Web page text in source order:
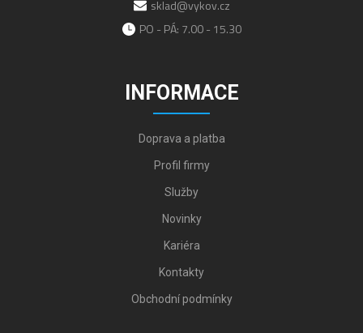
sklad@vykov.cz
PO - PÁ: 7.00 - 15.30
INFORMACE
Doprava a platba
Profil firmy
Služby
Novinky
Kariéra
Kontakty
Obchodní podmínky